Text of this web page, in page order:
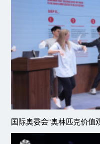
国际奥委会“奥林匹克价值